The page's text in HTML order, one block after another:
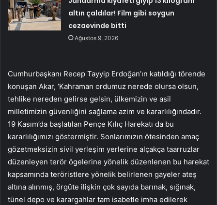
altın çaldılar! Film gibi soygun
cezaevinde bitti
Ağustos 9, 2026
Cumhurbaşkanı Recep Tayyip Erdoğan’ın katıldığı törende
konuşan Akar, ‘Kahraman ordumuz nerede olursa olsun,
tehlike nereden gelirse gelsin, ülkemizin ve asil
milletimizin güvenliğini sağlama azim ve kararlılığındadır.
19 Kasım’da başlatılan Pençe Kılıç Harekatı da bu
kararlılığımızı göstermiştir. Sonlarımızın ötesinden amaç
gözetmeksizin sivil yerleşim yerlerine alçakça taarruzlar
düzenleyen terör ögelerine yönelik düzenlenen bu harekat
kapsamında teröristlere yönelik belirlenen gayeler ateş
altına alınmış, örgüte ilişkin çok sayıda barınak, sığınak,
tünel depo ve karargahlar tam isabetle imha edilerek